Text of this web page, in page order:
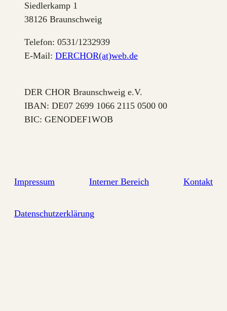
Siedlerkamp 1
38126 Braunschweig
Telefon: 0531/1232939
E-Mail: DERCHOR(at)web.de
DER CHOR Braunschweig e.V.
IBAN: DE07 2699 1066 2115 0500 00
BIC: GENODEF1WOB
Impressum Interner Bereich Kontakt
Datenschutzerklärung